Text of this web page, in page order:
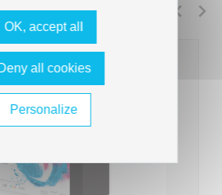
Switch
OK, accept all
Deny all cookies
Personalize